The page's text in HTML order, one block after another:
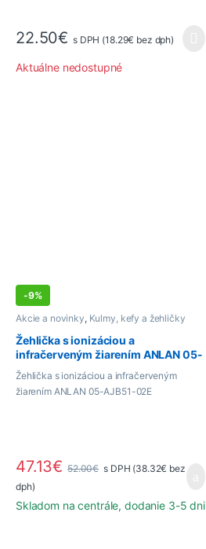
22.50€ s DPH (18.29€ bez dph)
Aktuálne nedostupné
-9%
Akcie a novinky, Kulmy, kefy a žehličky
Žehlička s ionizáciou a
infračerveným žiarením ANLAN 05-
AJB51-02E
Žehlička s ionizáciou a infračerveným
žiarením ANLAN 05-AJB51-02E
47.13€ 52.00€ s DPH (38.32€ bez
dph)
Skladom na centrále, dodanie 3-5 dni